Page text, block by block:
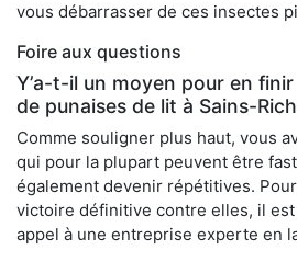
vous débarrasser de ces insectes
Foire aux questions
Y’a-t-il un moyen pour en
de punaises de lit à Sains-
Comme souligner plus haut, vous
qui pour la plupart peuvent être
également devenir répétitives.
victoire définitive contre elles, il
appel à une entreprise experte en